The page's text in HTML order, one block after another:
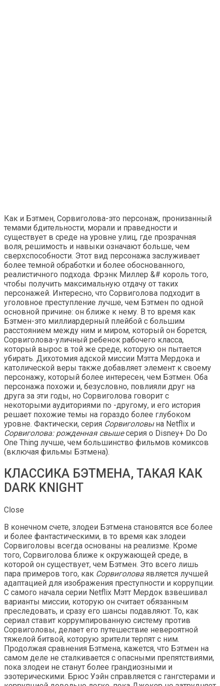
Как и Бэтмен, Сорвиголова-это персонаж, пронизанный
темами бдительности, морали и праведности и
существует в среде на уровне улиц, где прозрачная
воля, решимость и навыки означают больше, чем
сверхспособности. Этот вид персонажа заслуживает
более темной обработки и более обоснованного,
реалистичного подхода. Фрэнк Миллер &# король того,
чтобы получить максимальную отдачу от таких
персонажей. Интересно, что Сорвиголова подходит в
уголовное преступление лучше, чем Бэтмен по одной
основной причине: он ближе к нему. В то время как
Бэтмен-это миллиардерный плейбой с большим
расстоянием между ним и миром, который он борется,
Сорвиголова-уличный ребенок рабочего класса,
который вырос в той же среде, которую он пытается
убирать. Дихотомия адской миссии Мэтта Мердока и
католической веры также добавляет элемент к своему
персонажу, который более интересен, чем Бэтмен. Оба
персонажа похожи и, безусловно, повлияли друг на
друга за эти годы, но Сорвиголова говорит с
некоторыми аудиториями по -другому, и его история
решает похожие темы на гораздо более глубоком
уровне. Фактически, серия Сорвиголовы на Netflix и
Сорвиголова: рожденная свышесерия о Disney+ Do Do
One Thing лучше, чем большинство фильмов комиксов
(включая фильмы Бэтмена).
КЛАССИКА БЭТМЕНА, ТАКАЯ КАК
DARK KNIGHT
Close
В конечном счете, злодеи Бэтмена становятся все более
и более фантастическими, в то время как злодеи
Сорвиголовы всегда основаны на реализме. Кроме
того, Сорвиголова ближе к окружающей среде, в
которой он существует, чем Бэтмен. Это всего лишь
пара примеров того, как Сорвиголова является лучшей
адаптацией для изображения преступности и коррупции.
С самого начала серии Netflix Мэтт Мердок взвешивал
варианты миссии, которую он считает обязанным
преследовать, и сразу его шансы подавляют. То, как
сериал ставит коррумпированную систему против
Сорвиголовы, делает его путешествие невероятной
тяжелой битвой, которую зрители терпят с ним.
Продолжая сравнения Бэтмена, кажется, что Бэтмен на
самом деле не сталкивается с опасными препятствиями,
пока злодеи не станут более грандиозными и
эзотерическими. Брюс Уэйн справляется с гангстерами и